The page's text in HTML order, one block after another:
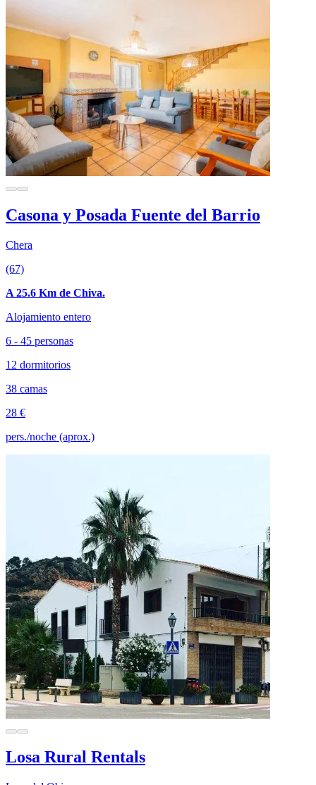
Casona y Posada Fuente del Barrio
Chera
(67)
A 25.6 Km de Chiva.
Alojamiento entero
6 - 45 personas
12 dormitorios
38 camas
28 €
pers./noche (aprox.)
Losa Rural Rentals